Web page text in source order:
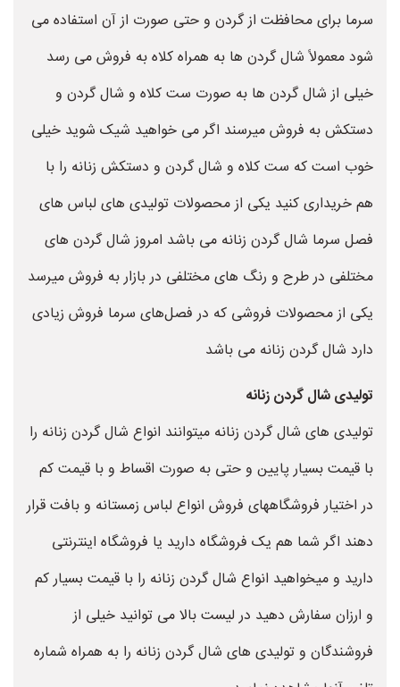
سرما برای محافظت از گردن و حتی صورت از آن استفاده می
شود معمولاً شال گردن ها به همراه کلاه به فروش می رسد
خیلی از شال گردن ها به صورت ست کلاه و شال گردن و
دستکش به فروش میرسند اگر می خواهید شیک شوید خیلی
خوب است که ست کلاه و شال گردن و دستکش زنانه را با
هم خریداری کنید یکی از محصولات تولیدی های لباس های
فصل سرما شال گردن زنانه می باشد امروز شال گردن های
مختلفی در طرح و رنگ های مختلفی در بازار به فروش میرسد
یکی از محصولات فروشی که در فصل‌های سرما فروش زیادی
دارد شال گردن زنانه می باشد
تولیدی شال گردن زنانه
تولیدی های شال گردن زنانه میتوانند انواع شال گردن زنانه را
با قیمت بسیار پایین و حتی به صورت اقساط و با قیمت کم
در اختیار فروشگاههای فروش انواع لباس زمستانه و بافت قرار
دهند اگر شما هم یک فروشگاه دارید یا فروشگاه اینترنتی
دارید و میخواهید انواع شال گردن زنانه را با قیمت بسیار کم
و ارزان سفارش دهید در لیست بالا می توانید خیلی از
فروشندگان و تولیدی های شال گردن زنانه را به همراه شماره